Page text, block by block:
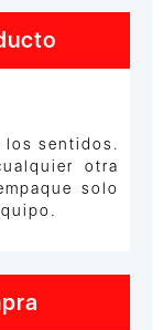
los sentidos.
otra
solo